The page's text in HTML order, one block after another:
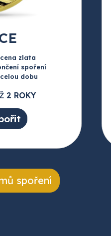
zlata
spoření
dobu
2 ROKY
spoření